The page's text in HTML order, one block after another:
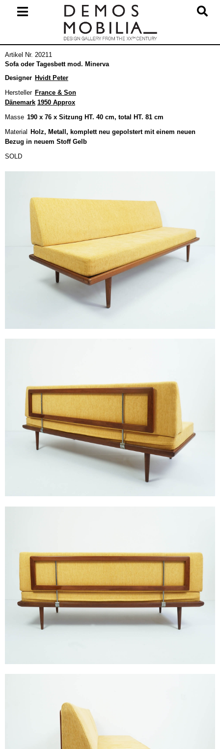
Navigation
Artikel Nr. 20211
Sofa oder Tagesbett mod. Minerva
Designer Hvidt Peter
Hersteller France & Son
Dänemark 1950 Approx
Masse 190 x 76 x Sitzung HT. 40 cm, total HT. 81 cm
Material
Holz, Metall, komplett neu gepolstert mit einem neuen
Bezug in neuem Stoff Gelb
SOLD